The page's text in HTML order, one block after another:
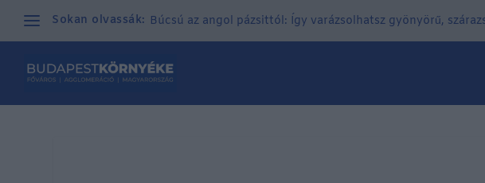
Sokan olvassák: Búcsú az angol pázsittól: Így varázsolhatsz gyönyörű,